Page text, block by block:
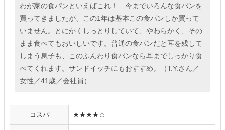
わが家の食パンといえばこれ！ 今までいろんな食パンを
買ってきましたが、この1年は基本この食パンしか買って
いません。とにかくしっとりしていて、やわらかく、その
まま食べてもおいしいです。普通の食パンだと耳を残して
しまう息子も、このふんわり食パンなら耳までしっかり食
べてくれます。サンドイッチにもおすすめ。（T.Y.さん／
女性／41歳／会社員）
コスパ ★★★★☆